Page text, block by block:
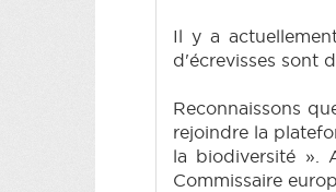
Il y a
d'écrevisses sont
Reconnaissons
rejoindre la
la biodiversité ».
Commissaire